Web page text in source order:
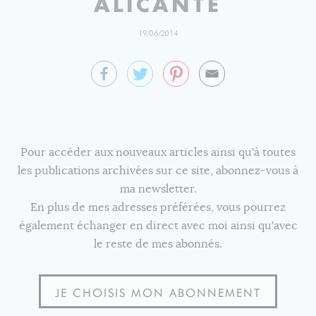
19/06/2014
Pour accéder aux nouveaux articles ainsi qu'à toutes
les publications archivées sur ce site, abonnez-vous à
ma newsletter.
En plus de mes adresses préférées, vous pourrez
également échanger en direct avec moi ainsi qu'avec
le reste de mes abonnés.
JE CHOISIS MON ABONNEMENT